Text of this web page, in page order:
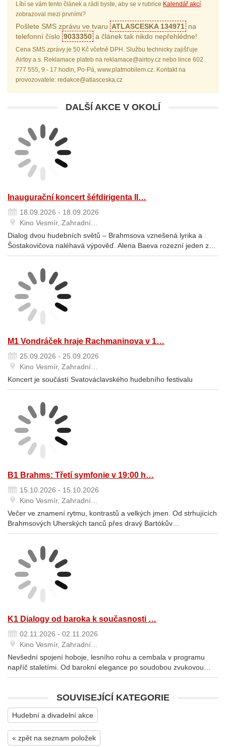
Líbí se vám tento článek a rádi byste, aby se v rubrice Kalendář akcí
zobrazoval mezi prvními?
Pošlete SMS zprávu ve tvaru ATLASCESKA 134971 na
telefonní číslo 9033350 a článek tak nikdo nepřehlédne!
Cena SMS zprávy je 50 Kč včetně DPH. Službu technicky zajišťuje
Airtoy a.s. Reklamace plateb na reklamace@airtoy.cz nebo lince 602
777 555, 9 - 17 hodin, Po-Pá, www.platmobilem.cz. Kontakt na
provozovatele: redakce@atlasceska.cz
DALŠÍ AKCE V OKOLÍ
Inaugurační koncert šéfdirigenta II…
18.09.2026 - 18.09.2026
Kino Vesmír, Zahradní…
Dialog dvou hudebních světů – Brahmsova vznešená lyrika a
Šostakovičova naléhavá výpověď. Alena Baeva rozezní jeden z…
M1 Vondráček hraje Rachmaninova v 1…
25.09.2026 - 25.09.2026
Kino Vesmír, Zahradní…
Koncert je součástí Svatováclavského hudebního festivalu
B1 Brahms: Třetí symfonie v 19:00 h…
15.10.2026 - 15.10.2026
Kino Vesmír, Zahradní…
Večer ve znamení rytmu, kontrastů a velkých jmen. Od strhujících
Brahmsových Uherských tanců přes dravý Bartókův…
K1 Dialogy od baroka k současnosti …
02.11.2026 - 02.11.2026
Kino Vesmír, Zahradní…
Nevšední spojení hoboje, lesního rohu a cembala v programu
napříč staletími. Od barokní elegance po soudobou zvukovou…
SOUVISEJÍCÍ KATEGORIE
Hudební a divadelní akce
« zpět na seznam položek